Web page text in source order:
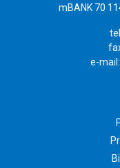
mBANK 70
e-mail: